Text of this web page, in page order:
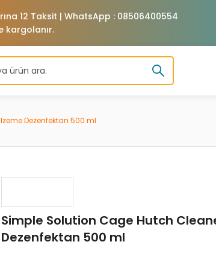
12 Taksit | WhatsApp : 08506400554
kargolanır.
Dezenfektan 500 ml
Simple Solution Cage Hutch
Dezenfektan 500 ml